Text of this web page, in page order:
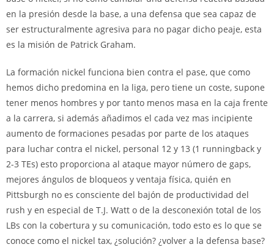
en la presión desde la base, a una defensa que sea capaz de
ser estructuralmente agresiva para no pagar dicho peaje, esta
es la misión de Patrick Graham.
La formación nickel funciona bien contra el pase, que como
hemos dicho predomina en la liga, pero tiene un coste, supone
tener menos hombres y por tanto menos masa en la caja frente
a la carrera, si además añadimos el cada vez mas incipiente
aumento de formaciones pesadas por parte de los ataques
para luchar contra el nickel, personal 12 y 13 (1 runningback y
2-3 TEs) esto proporciona al ataque mayor número de gaps,
mejores ángulos de bloqueos y ventaja física, quién en
Pittsburgh no es consciente del bajón de productividad del
rush y en especial de T.J. Watt o de la desconexión total de los
LBs con la cobertura y su comunicación, todo esto es lo que se
conoce como el nickel tax, ¿solución? ¿volver a la defensa base?